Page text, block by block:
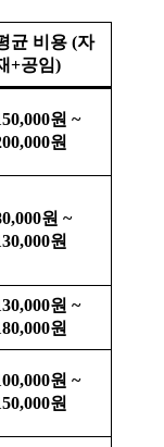
균 비용 (자
+공임)
원 ~
원
원 ~
원
원 ~
원
원 ~
원